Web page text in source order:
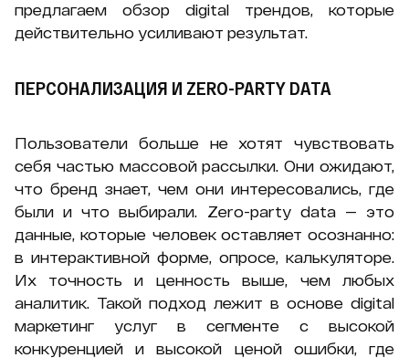
предлагаем обзор digital трендов, которые
действительно усиливают результат.
ПЕРСОНАЛИЗАЦИЯ И ZERO-PARTY DATA
Пользователи больше не хотят чувствовать
себя частью массовой рассылки. Они ожидают,
что бренд знает, чем они интересовались, где
были и что выбирали. Zero-party data — это
данные, которые человек оставляет осознанно:
в интерактивной форме, опросе, калькуляторе.
Их точность и ценность выше, чем любых
аналитик. Такой подход лежит в основе digital
маркетинг услуг в сегменте с высокой
конкуренцией и высокой ценой ошибки, где